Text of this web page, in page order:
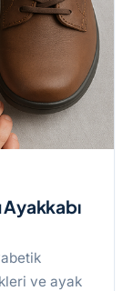
ve ayak